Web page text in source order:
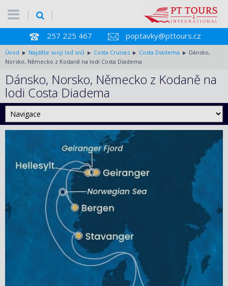
257 225 467 poptavky@pttours.cz
Úvod Najděte svoji loď snů Costa Cruises Costa Diadema
Dánsko,
Norsko, Německo z Kodaně na lodi Costa Diadema
Dánsko, Norsko, Německo z Kodaně na
lodi Costa Diadema